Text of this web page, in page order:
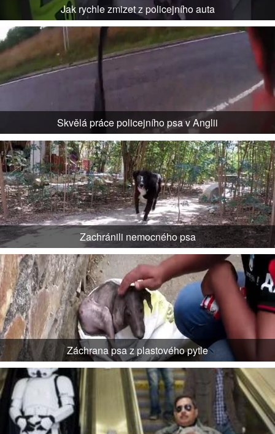
Jak rychle zmizet z policejního auta
Skvělá práce policejního psa v Anglii
Zachránili nemocného psa
Záchrana psa z plastového pytle